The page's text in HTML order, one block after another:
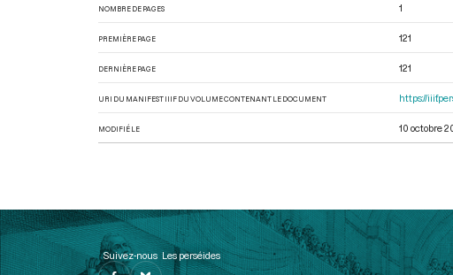
NOMBRE DE PAGES 1
PREMIÈRE PAGE 121
DERNIÈRE PAGE 121
URI DU MANIFEST IIIF DU VOLUME CONTENANT LE DOCUMENT https://
MODIFIÉ LE 10 octobre
Suivez-nous Les perséides